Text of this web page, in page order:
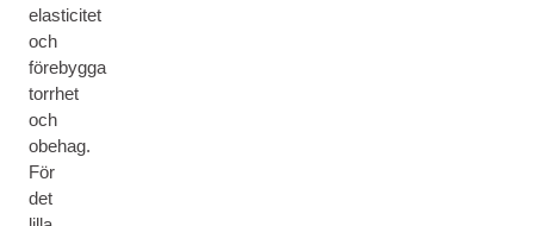
elasticitet
och
förebygga
torrhet
och
obehag.
För
det